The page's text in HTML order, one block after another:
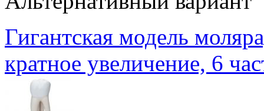
Гигантская модель
кратное увеличение, 6